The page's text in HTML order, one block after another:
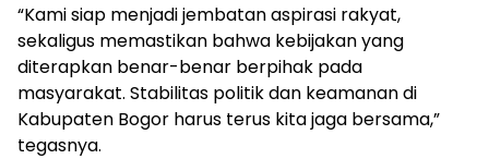
“Kami siap menjadi jembatan aspirasi rakyat,
sekaligus memastikan bahwa kebijakan yang
diterapkan benar-benar berpihak pada
masyarakat. Stabilitas politik dan keamanan di
Kabupaten Bogor harus terus kita jaga bersama,”
tegasnya.